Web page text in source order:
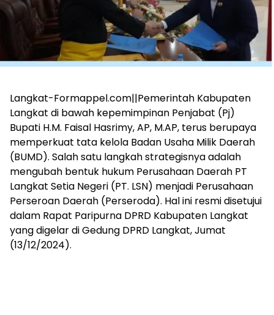
Langkat-Formappel.com||Pemerintah Kabupaten
Langkat di bawah kepemimpinan Penjabat (Pj)
Bupati H.M. Faisal Hasrimy, AP, M.AP, terus berupaya
memperkuat tata kelola Badan Usaha Milik Daerah
(BUMD). Salah satu langkah strategisnya adalah
mengubah bentuk hukum Perusahaan Daerah PT
Langkat Setia Negeri (PT. LSN) menjadi Perusahaan
Perseroan Daerah (Perseroda). Hal ini resmi disetujui
dalam Rapat Paripurna DPRD Kabupaten Langkat
yang digelar di Gedung DPRD Langkat, Jumat
(13/12/2024).